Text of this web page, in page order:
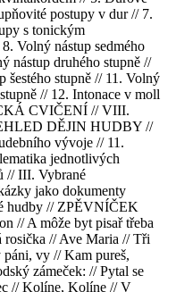
postupy v dur // 7.
s tonickým
Volný nástup sedmého
nástup druhého stupně //
šestého stupně // 11. Volný
// 12. Intonace v moll
CVIČENÍ // VIII.
DĚJIN HUDBY //
vývoje // 11.
jednotlivých
// III. Vybrané
jako dokumenty
hudby // ZPĚVNÍČEK
// A môže byt pisař třeba
rosička // Ave Maria // Tři
vy // Kam pureš,
zámeček: // Pytal se
// Kolíne, Kolíne // V